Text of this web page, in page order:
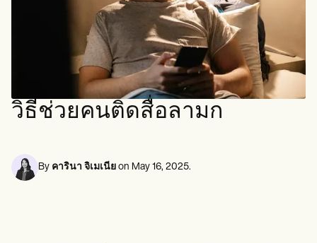
นักพยาธิวิทยาภาษา
หมอไคโรแพรคเตอร์
นักโภชนาการและนักโภชนาการ
นักกายภาพบำบัด
Automatic reminders
Client messaging
SMS and email
Telehealth video
In session notes
Clinical notes
NEW
Treatment plans
เรียกเก็บเงิน
Invoicing and payments
การจัดการสถานพยาบาล
การปฏิบัติตามข้อกำหนดและความปลอดภัย
Carepatron AI
ดูเวิร์กโฟลว์ทั้งหมด
Psychologists
Nurse practitioners
Psychiatrists
Nutritionists
Occupational therapists
Physical therapists
Acupuncturists
Chiropractors
Health coaches
Personal trainers
Get started for free
Book a demo
เข้าสู่ระบบ
วิธีช่วยคนติดสื่อลามก
By คารินา จิเมเนีย on May 16, 2025.